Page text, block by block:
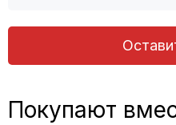
Покупают